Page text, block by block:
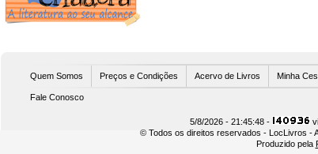
Quem Somos Preços e Condições Acervo de Livros Minha
Fale Conosco
5/8/2026 - 21:45:48 -
© Todos os direitos reservados - LocLivros -
Produzido pela